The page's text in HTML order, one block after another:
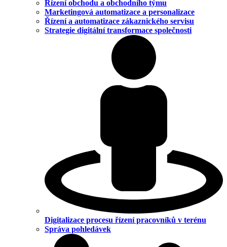
Řízení obchodu a obchodního týmu
Marketingová automatizace a personalizace
Řízení a automatizace zákaznického servisu
Strategie digitální transformace společnosti
Digitalizace procesu řízení pracovníků v terénu
Správa pohledávek